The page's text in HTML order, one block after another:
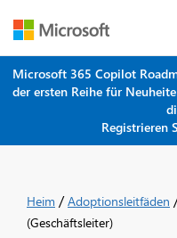
Microsoft 365 Copilot
der ersten Reihe für
Registrieren
Heim /Adoptionsleitfäden
(Geschäftsleiter)